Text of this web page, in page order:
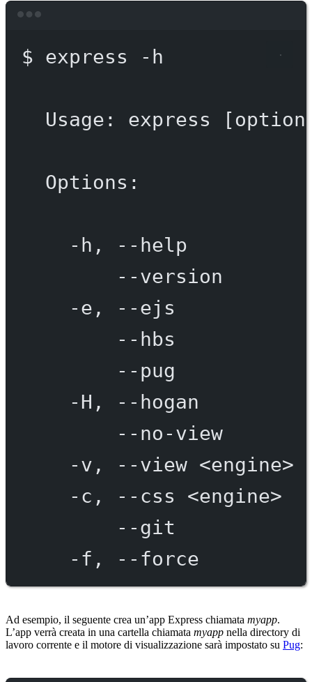
$ express -h
Usage: express
Options:
-h, --help
--version
-e,
--ejs
--hbs
--pug
-H,
--hogan
--no-view
-v,
--view <engine>
-c,
--css <engine>
--git
-f,
--force
Ad esempio, il seguente crea un’app Express chiamata myapp.
L’app verrà creata in una cartella chiamata myapp nella directory di
lavoro corrente e il motore di visualizzazione sarà impostato su Pug: